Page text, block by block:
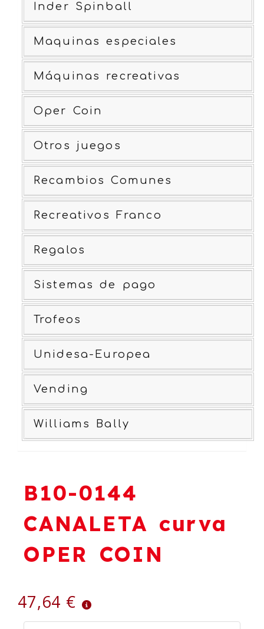
Inder Spinball
Maquinas especiales
Máquinas recreativas
Oper Coin
Otros juegos
Recambios Comunes
Recreativos Franco
Regalos
Sistemas de pago
Trofeos
Unidesa-Europea
Vending
Williams Bally
B10-0144
CANALETA curva
OPER COIN
47,64 €